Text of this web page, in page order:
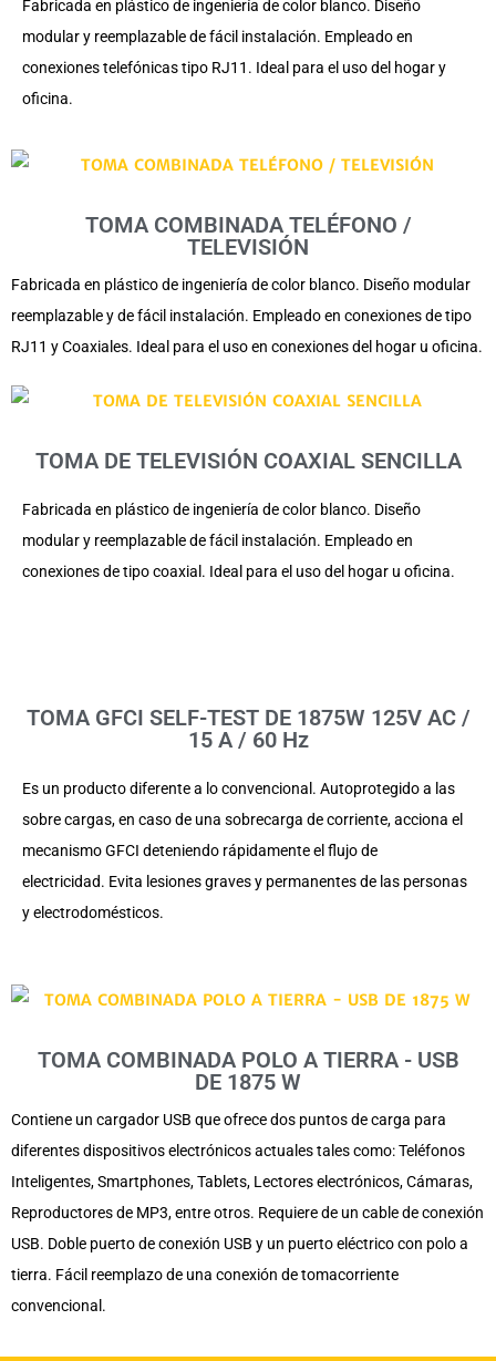
Fabricada en plástico de ingeniería de color blanco. Diseño
modular y reemplazable de fácil instalación. Empleado en
conexiones telefónicas tipo RJ11. Ideal para el uso del hogar y
oficina.
TOMA COMBINADA TELÉFONO /
TELEVISIÓN
Fabricada en plástico de ingeniería de color blanco. Diseño modular
reemplazable y de fácil instalación. Empleado en conexiones de tipo
RJ11 y Coaxiales. Ideal para el uso en conexiones del hogar u oficina.
TOMA DE TELEVISIÓN COAXIAL SENCILLA
Fabricada en plástico de ingeniería de color blanco. Diseño
modular y reemplazable de fácil instalación. Empleado en
conexiones de tipo coaxial. Ideal para el uso del hogar u oficina.
TOMA GFCI SELF-TEST DE 1875W 125V AC /
15 A / 60 Hz
Es un producto diferente a lo convencional. Autoprotegido a las
sobre cargas, en caso de una sobrecarga de corriente, acciona el
mecanismo GFCI deteniendo rápidamente el flujo de
electricidad. Evita lesiones graves y permanentes de las personas
y electrodomésticos.
TOMA COMBINADA POLO A TIERRA - USB
DE 1875 W
Contiene un cargador USB que ofrece dos puntos de carga para
diferentes dispositivos electrónicos actuales tales como: Teléfonos
Inteligentes, Smartphones, Tablets, Lectores electrónicos, Cámaras,
Reproductores de MP3, entre otros. Requiere de un cable de conexión
USB. Doble puerto de conexión USB y un puerto eléctrico con polo a
tierra. Fácil reemplazo de una conexión de tomacorriente
convencional.